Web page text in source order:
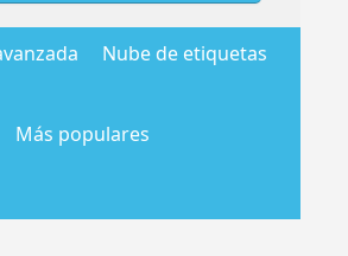
Nube de etiquetas
Más populares